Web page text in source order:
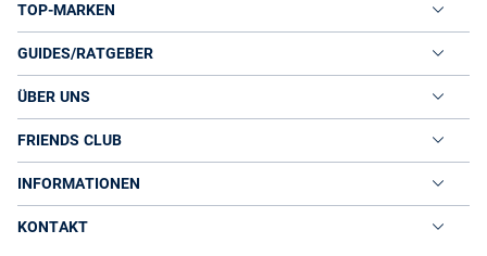
TOP-MARKEN
GUIDES/RATGEBER
ÜBER UNS
FRIENDS CLUB
INFORMATIONEN
KONTAKT